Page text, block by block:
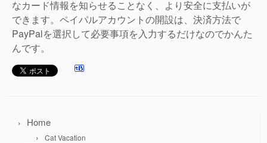
なカード情報を知らせることなく、より安全に支払いが
できます。ペイパルアカウントの開設は、決済方法で
PayPalを選択して必要事項を入力するだけなのでかんた
んです。
Home
Cat Vacation